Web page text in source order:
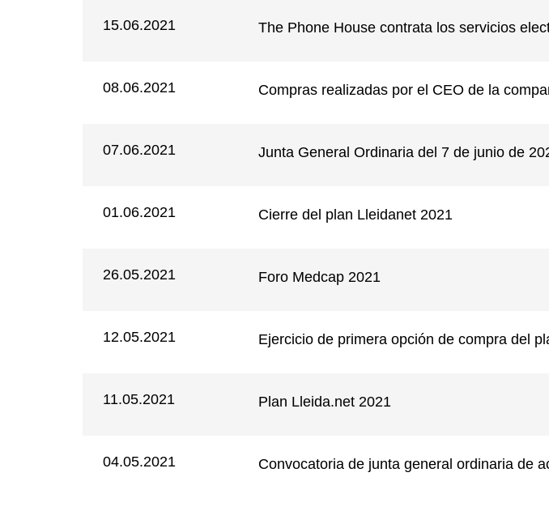
15.06.2021 The Phone House contrata los servicios
08.06.2021 Compras realizadas por el CEO de la
07.06.2021 Junta General Ordinaria del 7 de junio de
01.06.2021 Cierre del plan Lleidanet 2021
26.05.2021 Foro Medcap 2021
12.05.2021 Ejercicio de primera opción de compra del
11.05.2021 Plan Lleida.net 2021
04.05.2021 Convocatoria de junta general ordinaria de